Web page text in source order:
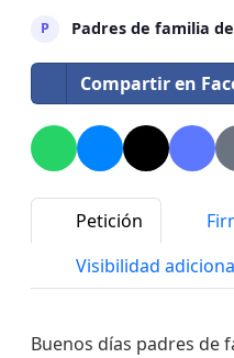
P Padres de familia
Compartir en
Petición
Visibilidad
Buenos días padres de